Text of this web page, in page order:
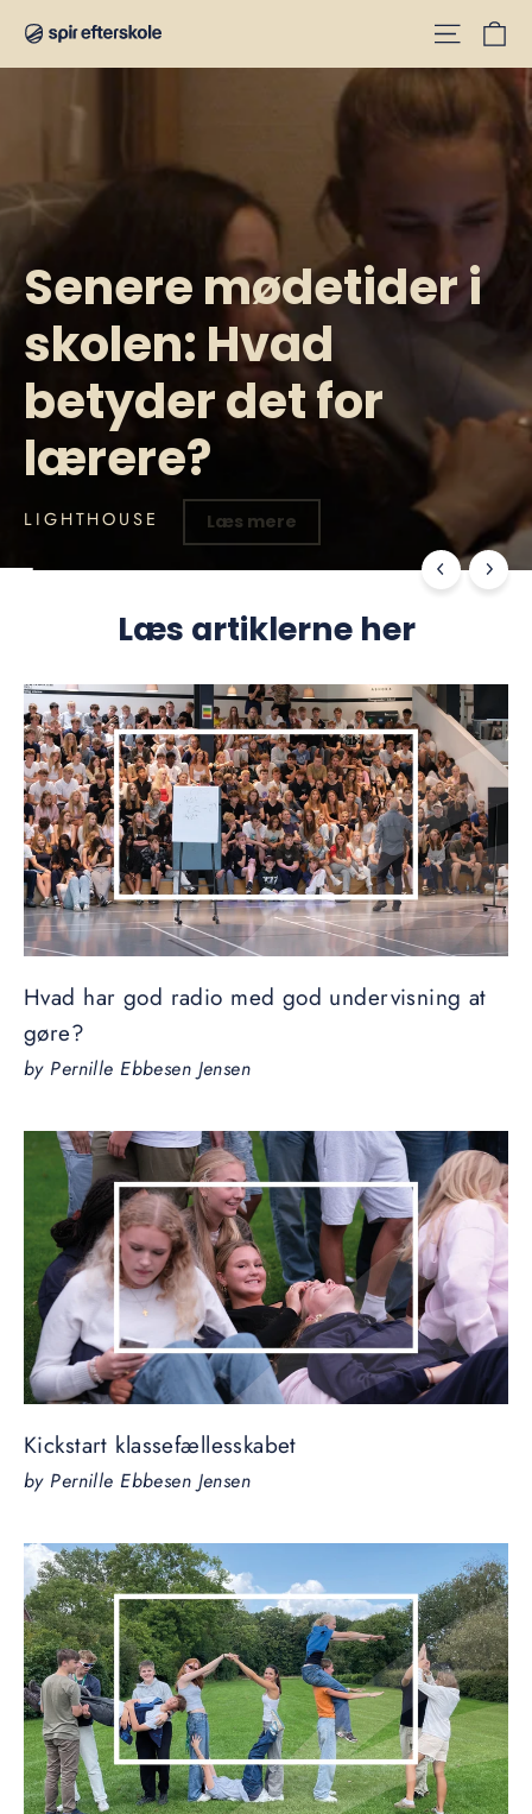
Senere mødetider i
skolen: Hvad
betyder det for
lærere?
LIGHTHOUSE Læs mere
Læs artiklerne her
Hvad har god radio med god undervisning at
gøre?
by Pernille Ebbesen Jensen
Kickstart klassefællesskabet
by Pernille Ebbesen Jensen